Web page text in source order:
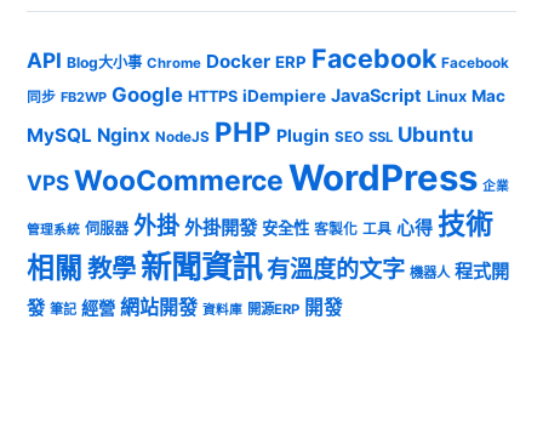
API Blog大小事 Chrome Docker ERP Facebook Facebook
同步 FB2WP Google HTTPS iDempiere JavaScript Linux Mac
MySQL Nginx NodeJS PHP Plugin SEO SSL Ubuntu
VPSWooCommerceWordPress 企業
管理系統 伺服器 外掛 外掛開發 安全性 客製化 工具 心得 技術
相關 教學 新聞資訊有溫度的文字 機器人 程式開
發 筆記 經營 網站開發 資料庫 開源ERP 開發